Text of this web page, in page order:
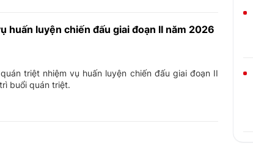
luyện chiến đấu giai đoạn II năm 2026
triệt nhiệm vụ huấn luyện chiến đấu giai đoạn II
buổi quán triệt.